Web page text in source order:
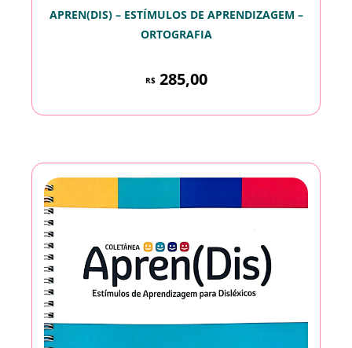
APREN(DIS) – ESTÍMULOS DE APRENDIZAGEM –
ORTOGRAFIA
R$285,00